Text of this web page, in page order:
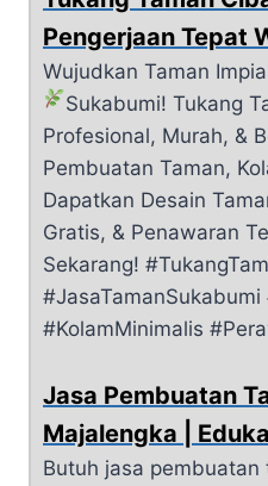
Pengerjaan Tepat
Wujudkan Taman
Sukabumi!Tukang
Profesional, Murah, &
Pembuatan Taman,
Dapatkan Desain
Gratis, & Penawaran
Sekarang!
#KolamMinimalis
Jasa Pembuatan
Majalengka |
Butuh jasa pembuatan